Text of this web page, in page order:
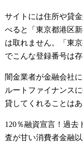
サイトには住所や貸
べると「東京都港区
は取れません。「東
でこんな登録番号は存
闇金業者が金融会社
ルートファイナンス
貸してくれることはあ
120％融資宣言！過去
査が甘い消費者金融